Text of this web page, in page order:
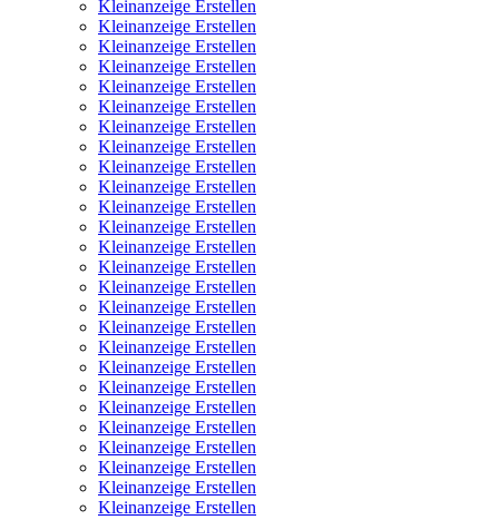
Kleinanzeige Erstellen
Kleinanzeige Erstellen
Kleinanzeige Erstellen
Kleinanzeige Erstellen
Kleinanzeige Erstellen
Kleinanzeige Erstellen
Kleinanzeige Erstellen
Kleinanzeige Erstellen
Kleinanzeige Erstellen
Kleinanzeige Erstellen
Kleinanzeige Erstellen
Kleinanzeige Erstellen
Kleinanzeige Erstellen
Kleinanzeige Erstellen
Kleinanzeige Erstellen
Kleinanzeige Erstellen
Kleinanzeige Erstellen
Kleinanzeige Erstellen
Kleinanzeige Erstellen
Kleinanzeige Erstellen
Kleinanzeige Erstellen
Kleinanzeige Erstellen
Kleinanzeige Erstellen
Kleinanzeige Erstellen
Kleinanzeige Erstellen
Kleinanzeige Erstellen